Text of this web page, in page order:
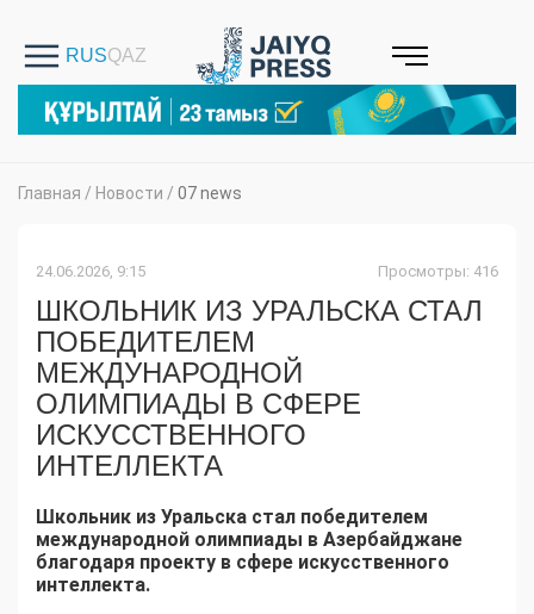
Главная / Новости / 07 news
24.06.2026, 9:15 Просмотры: 416
ШКОЛЬНИК ИЗ УРАЛЬСКА СТАЛ
ПОБЕДИТЕЛЕМ
МЕЖДУНАРОДНОЙ
ОЛИМПИАДЫ В СФЕРЕ
ИСКУССТВЕННОГО
ИНТЕЛЛЕКТА
Школьник из Уральска стал победителем
международной олимпиады в Азербайджане
благодаря проекту в сфере искусственного
интеллекта.